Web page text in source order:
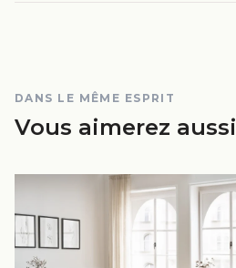
DANS LE MÊME ESPRIT
Vous aimerez aussi